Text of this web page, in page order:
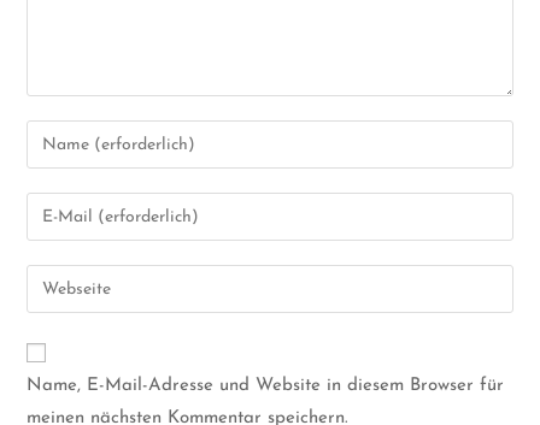
Name, E-Mail-Adresse und Website in diesem Browser für
meinen nächsten Kommentar speichern.